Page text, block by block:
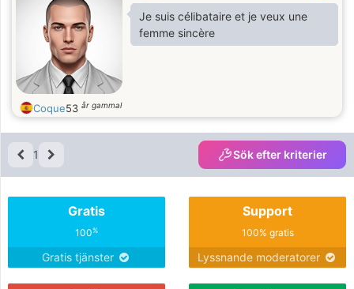
Je suis célibataire et je veux une
femme sincère
Coque53 år gammal
1 Sök efter kriterier
Gratis
100%
Gratis tjänster
Support
100% gratis
Lyssnande moderatorer